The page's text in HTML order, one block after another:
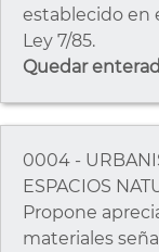
establecido en
Ley 7/85.
Quedar
0004 -
ESPACIOS
Propone
materiales